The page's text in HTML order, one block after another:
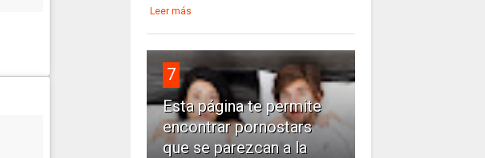
Leer más
7
Esta página te permite
encontrar pornostars
que se parezcan a la